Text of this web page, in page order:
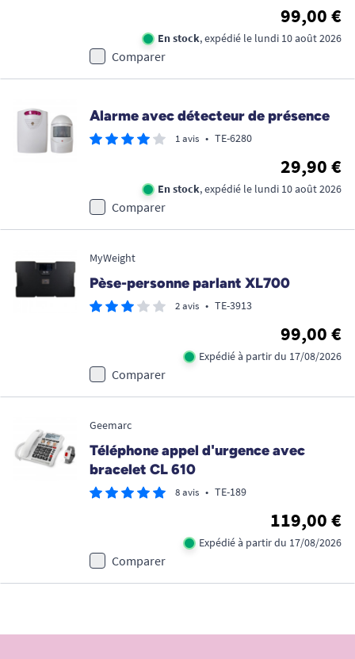
99,00 €
En stock, expédié le lundi 10 août 2026
Comparer
Alarme avec détecteur de présence
1 avis • TE-6280
29,90 €
En stock, expédié le lundi 10 août 2026
Comparer
MyWeight
Pèse-personne parlant XL700
2 avis • TE-3913
99,00 €
Expédié à partir du 17/08/2026
Comparer
Geemarc
Téléphone appel d'urgence avec
bracelet CL 610
8 avis • TE-189
119,00 €
Expédié à partir du 17/08/2026
Comparer